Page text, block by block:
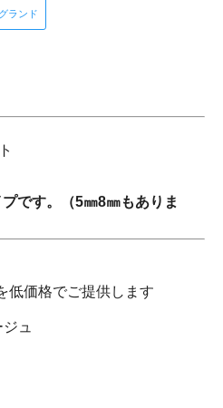
ランド
です。（5㎜8㎜もありま
低価格でご提供します
ュ